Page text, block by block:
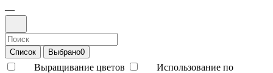
—
Список Выбрано0
Выращивание цветов
Использование по